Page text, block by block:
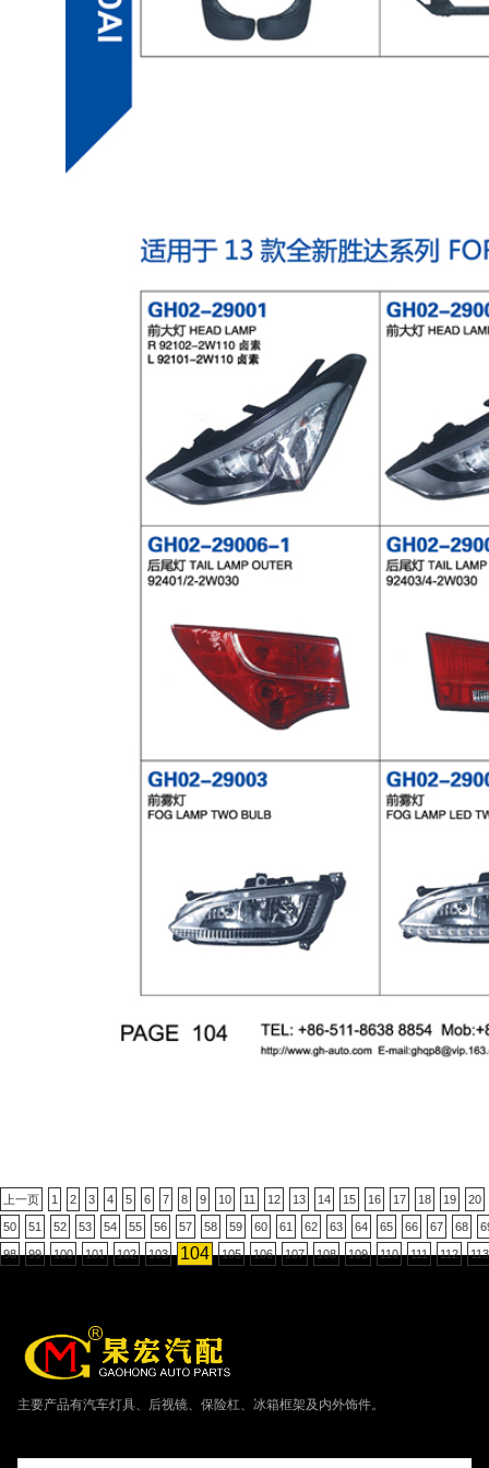
上一页 1 2 3 4 5 6 7 8 9 10 11 12 13 14 15 16 17 18 19 20
50 51 52 53 54 55 56 57 58 59 60 61 62 63 64 65 66 67 68
98 99 100 101 102 103 104 105 106 107 108 109 110 111 112 113
主要产品有汽车灯具、后视镜、保险杠、冰箱框架及内外饰件。